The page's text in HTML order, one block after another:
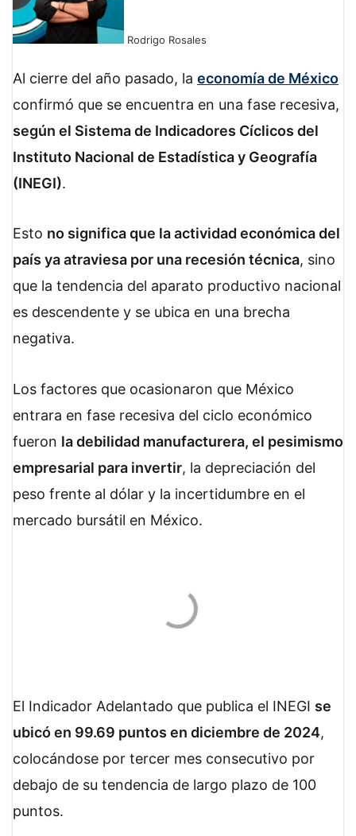
Rodrigo Rosales
a
e
o
o
i
k
d
I
t
A
p
e
r
a
Al cierre del año pasado, la economía de México
confirmó que se encuentra en una fase recesiva,
según el Sistema de Indicadores Cíclicos del
Instituto Nacional de Estadística y Geografía
(INEGI).
Esto no significa que la actividad económica del
país ya atraviesa por una recesión técnica, sino
que la tendencia del aparato productivo nacional
es descendente y se ubica en una brecha
negativa.
Los factores que ocasionaron que México
entrara en fase recesiva del ciclo económico
fueron la debilidad manufacturera, el pesimismo
empresarial para invertir, la depreciación del
peso frente al dólar y la incertidumbre en el
mercado bursátil en México.
El Indicador Adelantado que publica el INEGI se
ubicó en 99.69 puntos en diciembre de 2024,
colocándose por tercer mes consecutivo por
debajo de su tendencia de largo plazo de 100
puntos.